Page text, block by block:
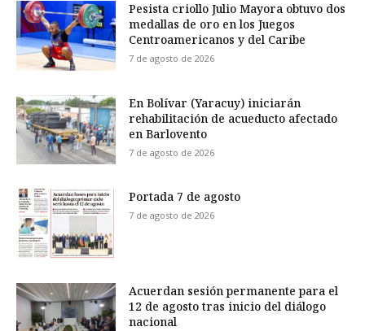
Pesista criollo Julio Mayora obtuvo dos
medallas de oro en los Juegos
Centroamericanos y del Caribe
7 de agosto de 2026
En Bolívar (Yaracuy) iniciarán
rehabilitación de acueducto afectado
en Barlovento
7 de agosto de 2026
Portada 7 de agosto
7 de agosto de 2026
Acuerdan sesión permanente para el
12 de agosto tras inicio del diálogo
nacional